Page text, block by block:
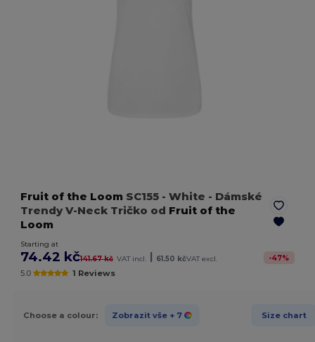
Fruit of the Loom SC155 - White - Dámské
Trendy V-Neck Tričko od Fruit of the
Loom
Starting at
74.42 kč141.67 kč VAT incl. | 61.50 kčVAT excl. -47%
5.0 1 Reviews
Choose a colour: Zobrazit vše + 7 Size chart